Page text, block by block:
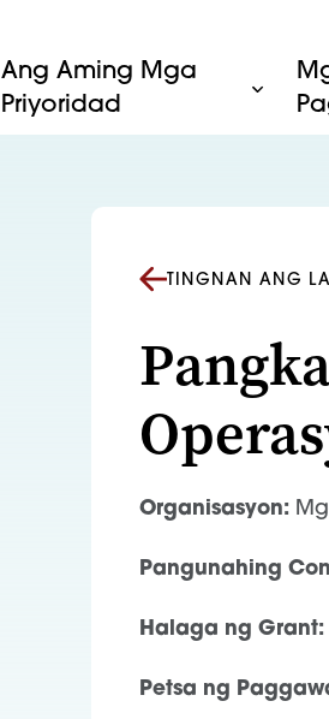
Ang Aming Mga
Priyoridad
TINGNAN ANG
Organisasyon:
Pangunahing
Halaga ng Grant:
Petsa ng